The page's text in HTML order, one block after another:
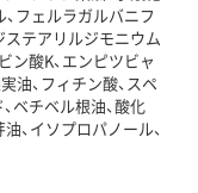
フェルラガルバニフ
ステアリルジモニウム
ン酸K、エンピツビャ
油、フィチン酸、スペ
ベチベル根油、酸化
、イソプロパノール、